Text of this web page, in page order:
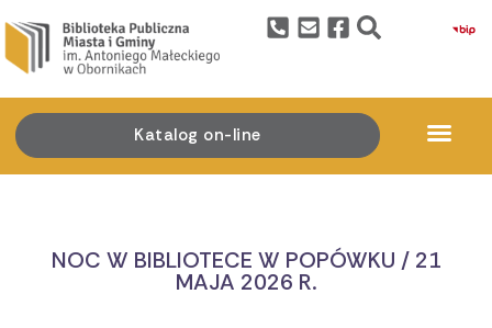
Katalog on-line
NOC W BIBLIOTECE W POPÓWKU / 21
MAJA 2026 R.